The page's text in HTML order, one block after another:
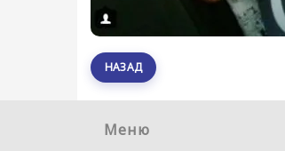
НАЗАД
Меню